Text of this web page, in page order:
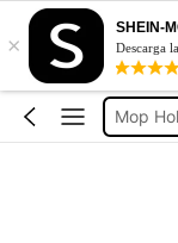
×
SHEIN-
Descarga
Broom
مكانس
ممسحه
Mop